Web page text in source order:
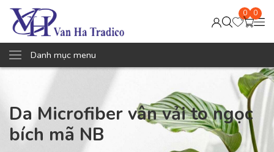
0 0
Danh mục menu
Da Microfiber vân vải to ngọc
bích mã NB